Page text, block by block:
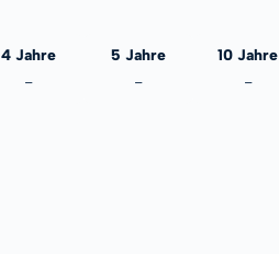
4 Jahre
-
5 Jahre
-
10 Jahre
-